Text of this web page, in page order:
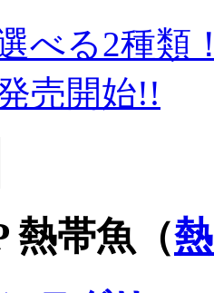
べる2種類
売開始!!
熱帯魚（